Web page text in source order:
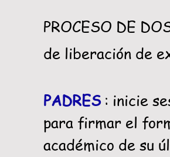
PROCESO DE
de liberación de
PADRES : inicie
para firmar el
académico de su